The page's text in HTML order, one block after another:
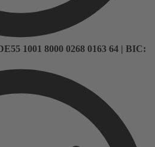
1001 8000 0268 0163 64 | BIC: